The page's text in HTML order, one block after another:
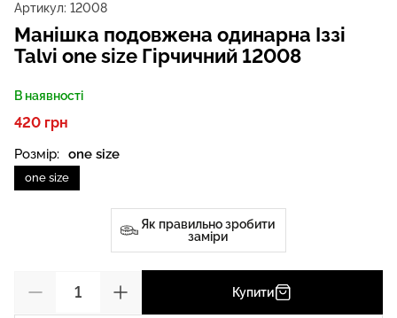
Артикул: 12008
Манішка подовжена одинарна Іззі
Talvi one size Гірчичний 12008
В наявності
420 грн
Розмір: one size
one size
Як правильно зробити
заміри
Купити